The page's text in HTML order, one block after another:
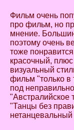
Фильм очень
про фильм, но
мнение.
поэтому очень
тоже
красочный,
визуальный
фильм "только в
под
"Австралийское
"Танцы без